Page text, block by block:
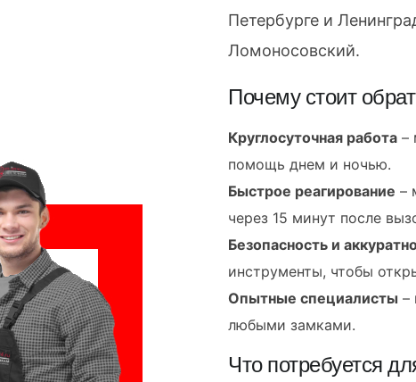
Петербурге и
Ломоносовский.
Почему стоит
Круглосуточная работа –
помощь днем и ночью.
Быстрое реагирование –
через 15 минут после
Безопасность и
инструменты, чтобы
Опытные специалисты –
любыми замками.
Что потребуется